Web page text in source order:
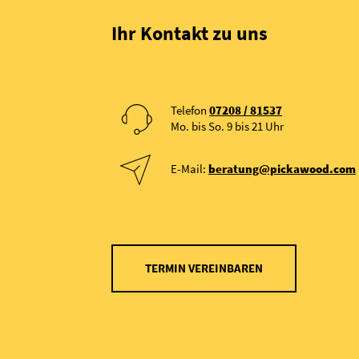
Ihr Kontakt zu uns
Telefon 07208 / 81537
Mo. bis So. 9 bis 21 Uhr
E-Mail: beratung@pickawood.com
TERMIN VEREINBAREN